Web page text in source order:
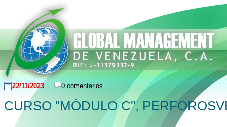
22/11/2023 0 comentarios
CURSO "MÓDULO C",